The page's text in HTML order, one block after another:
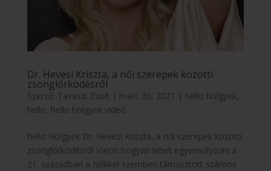
Dr. Hevesi Kriszta, a női szerepek közötti
zsonglőrködésről
Szerző: Tavaszi Zsolt | márc 30, 2021 | hello hölgyek,
hello, hello hölgyek videó
hello Hölgyek Dr. Hevesi Kriszta, a női szerepek közötti
zsonglőrködésről Vajon hogyan lehet egyensúlyozni a
21. században a Nőkkel szemben támasztott számos